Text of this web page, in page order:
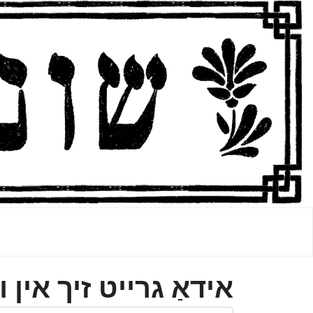
אידאַ גרײט זיך אין